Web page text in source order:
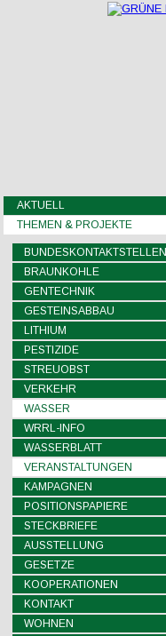
AKTUELL
THEMEN & PROJEKTE
BUNDESKONTAKTSTELLEN
BRAUNKOHLE
GENTECHNIK
GESTEINSABBAU
LITHIUM
PESTIZIDE
STREUOBST
VERKEHR
WASSER
WRRL-INFO
WASSERBLATT
VERANSTALTUNGEN
KAMPAGNEN
POSITIONSPAPIERE
STECKBRIEFE
AUSSTELLUNG
GESETZE
KOOPERATIONEN
KONTAKT
WOHNEN